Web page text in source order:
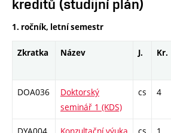
kreditů (studijní plán)
1. ročník, letní semestr
Zkratka Název J. Kr.
DOA036
Doktorský
seminář 1 (KDS)
cs 4